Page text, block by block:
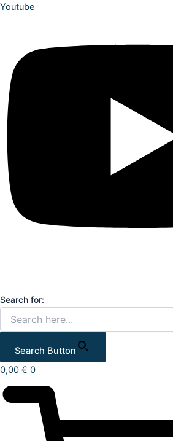
Youtube
Search for:
Search Button
0,00 € 0